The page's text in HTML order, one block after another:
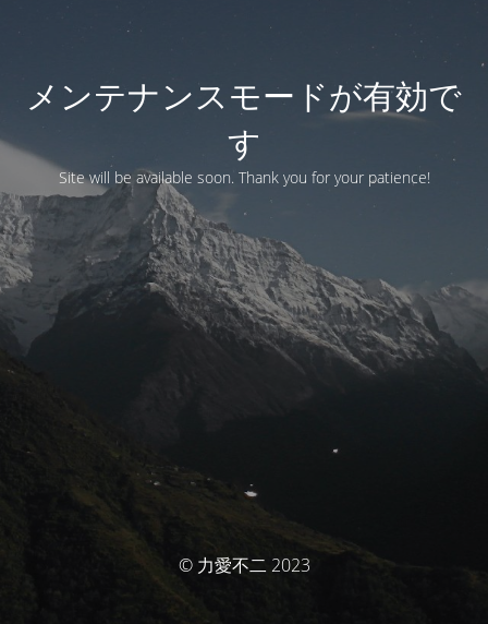
メンテナンスモードが有効で
す
Site will be available soon. Thank you for your patience!
© 力愛不二 2023